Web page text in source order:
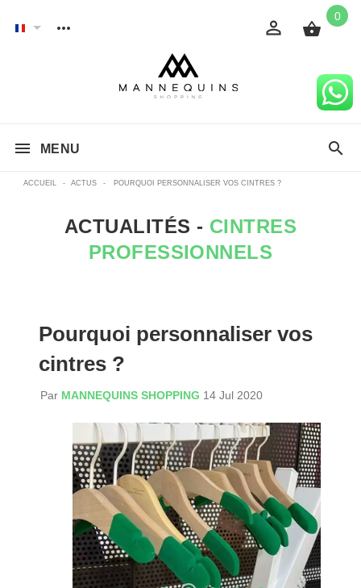
0
MENU
ACCUEIL - ACTUS - POURQUOI PERSONNALISER VOS CINTRES ?
ACTUALITÉS - CINTRES
PROFESSIONNELS
Pourquoi personnaliser vos
cintres ?
Par MANNEQUINS SHOPPING 14 Jul 2020